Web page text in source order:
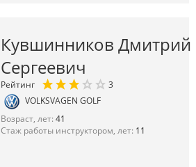
Кувшинников Дмитрий
Сергеевич
Рейтинг
3
VOLKSVAGEN GOLF
Возраст, лет: 41
Стаж работы инструктором, лет: 11